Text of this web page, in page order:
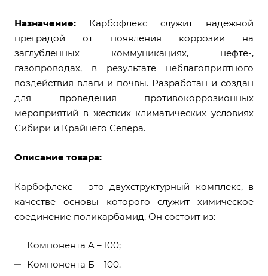
Назначение:
Карбофлекс служит надежной
преградой от появления коррозии на
заглубленных коммуникациях, нефте-,
газопроводах, в результате неблагоприятного
воздействия влаги и почвы. Разработан и создан
для проведения противокоррозионных
мероприятий в жестких климатических условиях
Сибири и Крайнего Севера.
Описание товара:
Карбофлекс – это двухструктурный комплекс, в
качестве основы которого служит химическое
соединение поликарбамид. Он состоит из:
Компонента A – 100;
Компонента Б – 100.